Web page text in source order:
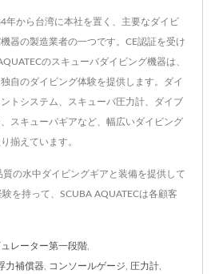
年から台湾に本社を置く、主要なダイビ
器の製造業者の一つです。CE認証を受け
のスキューバダイビング機器は、
自のダイビング体験を提供します。ダイ
トシステム、スキューバ圧力計、ダイブ
スキューバギアなど、幅広いダイビング
揃えています。
質の水中ダイビングギアと装備を提供して
を持って、SCUBA AQUATECは各顧客
ュレーター第一段階
力補償器 コンソールゲージ 圧力計